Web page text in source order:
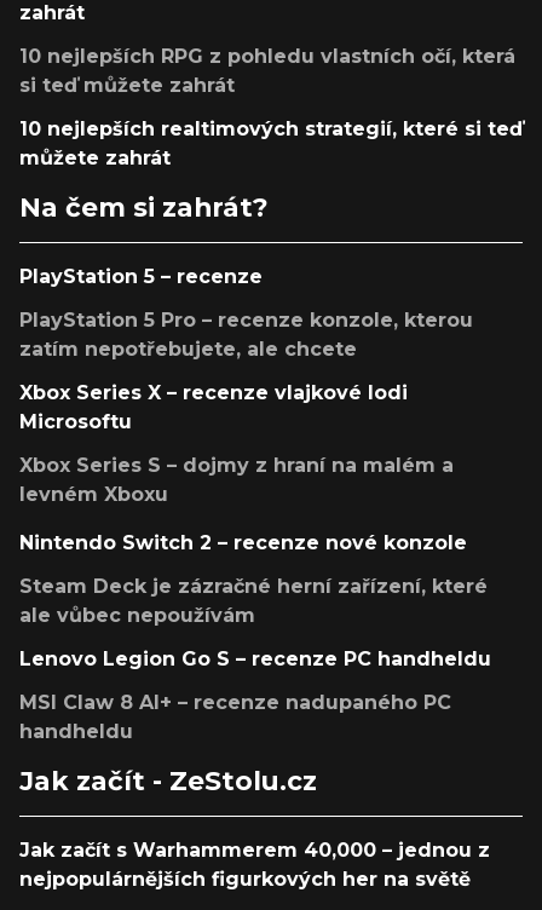
zahrát
10 nejlepších RPG z pohledu vlastních očí, která
si teď můžete zahrát
10 nejlepších realtimových strategií, které si teď
můžete zahrát
Na čem si zahrát?
PlayStation 5 – recenze
PlayStation 5 Pro – recenze konzole, kterou
zatím nepotřebujete, ale chcete
Xbox Series X – recenze vlajkové lodi
Microsoftu
Xbox Series S – dojmy z hraní na malém a
levném Xboxu
Nintendo Switch 2 – recenze nové konzole
Steam Deck je zázračné herní zařízení, které
ale vůbec nepoužívám
Lenovo Legion Go S – recenze PC handheldu
MSI Claw 8 AI+ – recenze nadupaného PC
handheldu
Jak začít - ZeStolu.cz
Jak začít s Warhammerem 40,000 – jednou z
nejpopulárnějších figurkových her na světě